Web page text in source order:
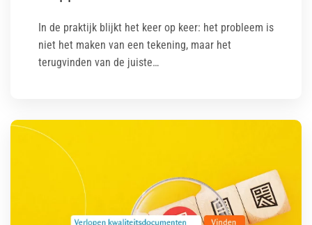
In de praktijk blijkt het keer op keer: het probleem is
niet het maken van een tekening, maar het
terugvinden van de juiste…